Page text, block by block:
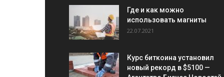
Где и как можно
использовать магниты
22.07.2021
Курс биткоина установил
новый рекорд в $5100 —